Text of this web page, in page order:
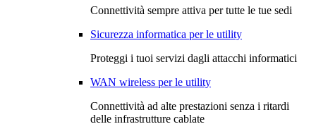
Connettività sempre attiva per tutte le tue sedi
Sicurezza informatica per le utility
Proteggi i tuoi servizi dagli attacchi informatici
WAN wireless per le utility
Connettività ad alte prestazioni senza i ritardi
delle infrastrutture cablate